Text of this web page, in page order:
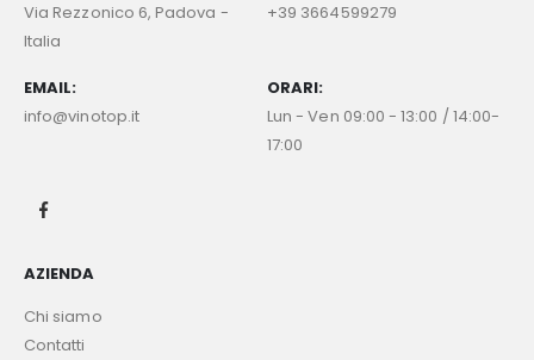
Via Rezzonico 6, Padova -
Italia
+39 3664599279
EMAIL:
info@vinotop.it
ORARI:
Lun - Ven 09:00 - 13:00 / 14:00-
17:00
AZIENDA
Chi siamo
Contatti